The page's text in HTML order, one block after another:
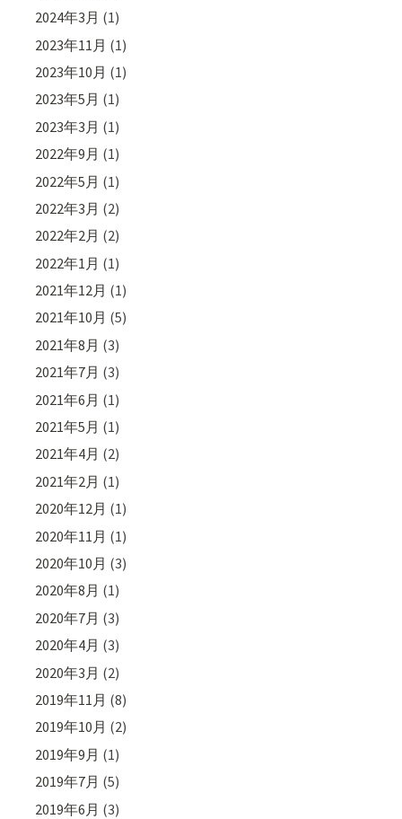
2024年3月 (1)
2023年11月 (1)
2023年10月 (1)
2023年5月 (1)
2023年3月 (1)
2022年9月 (1)
2022年5月 (1)
2022年3月 (2)
2022年2月 (2)
2022年1月 (1)
2021年12月 (1)
2021年10月 (5)
2021年8月 (3)
2021年7月 (3)
2021年6月 (1)
2021年5月 (1)
2021年4月 (2)
2021年2月 (1)
2020年12月 (1)
2020年11月 (1)
2020年10月 (3)
2020年8月 (1)
2020年7月 (3)
2020年4月 (3)
2020年3月 (2)
2019年11月 (8)
2019年10月 (2)
2019年9月 (1)
2019年7月 (5)
2019年6月 (3)